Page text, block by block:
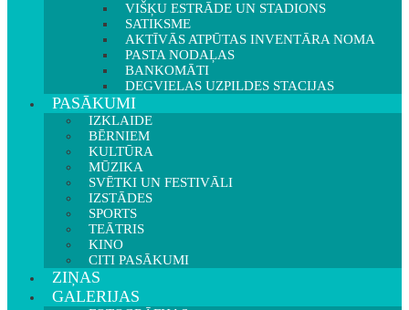
VIŠĶU ESTRĀDE UN STADIONS
SATIKSME
AKTĪVĀS ATPŪTAS INVENTĀRA NOMA
PASTA NODAĻAS
BANKOMĀTI
DEGVIELAS UZPILDES STACIJAS
PASĀKUMI
IZKLAIDE
BĒRNIEM
KULTŪRA
MŪZIKA
SVĒTKI UN FESTIVĀLI
IZSTĀDES
SPORTS
TEĀTRIS
KINO
CITI PASĀKUMI
ZIŅAS
GALERIJAS